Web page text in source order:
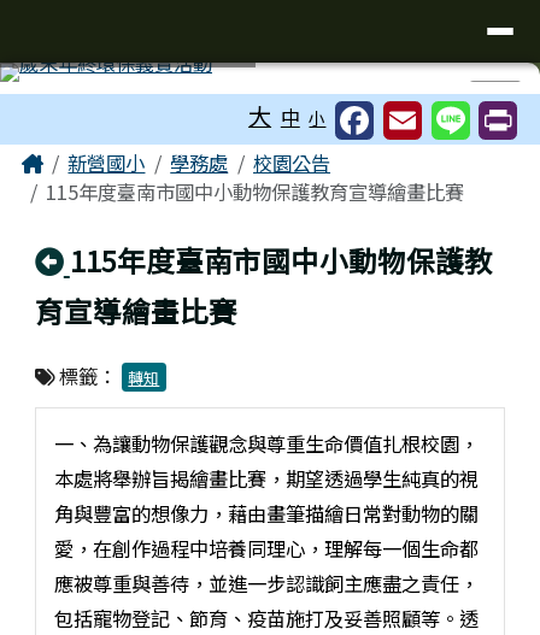
⏸
大 中 小
主內容區域
Home新營國小 學務處
校園公告
115年度臺南市國中小動物保護教育宣導繪畫比賽
回上頁
115年度臺南市國中小動物保護教
育宣導繪畫比賽
標籤： 轉知
一、為讓動物保護觀念與尊重生命價值扎根校園，
本處將舉辦旨揭繪畫比賽，期望透過學生純真的視
角與豐富的想像力，藉由畫筆描繪日常對動物的關
愛，在創作過程中培養同理心，理解每一個生命都
應被尊重與善待，並進一步認識飼主應盡之責任，
包括寵物登記、節育、疫苗施打及妥善照顧等。透
頁尾區域